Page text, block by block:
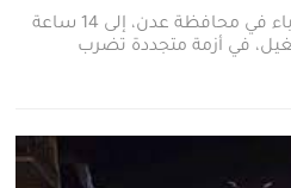
ارتفعت ساعات انقطاع الكهرباء في محافظة عدن، إلى 14 ساعة
في أزمة متجددة تضرب